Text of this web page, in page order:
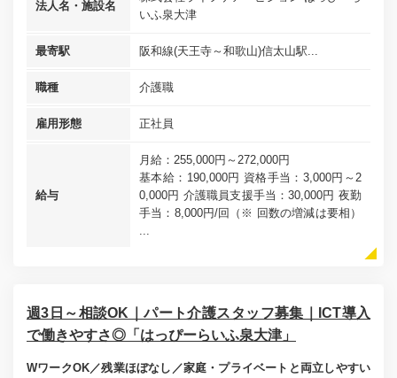
法人名・施設名
いふ泉大津
最寄駅 阪和線(天王寺～和歌山)信太山駅...
職種 介護職
雇用形態 正社員
給与
月給：255,000円～272,000円
基本給：190,000円 資格手当：3,000円～2
0,000円 介護職員支援手当：30,000円 夜勤
手当：8,000円/回（※ 回数の増減は要相）
...
週3日～相談OK｜パート介護スタッフ募集｜ICT導入
で働きやすさ◎「はっぴーらいふ泉大津」
WワークOK／残業ほぼなし／家庭・プライベートと両立しやすい